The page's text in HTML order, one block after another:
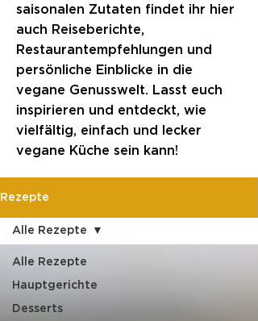
saisonalen Zutaten findet ihr hier
auch Reiseberichte,
Restaurantempfehlungen und
persönliche Einblicke in die
vegane Genusswelt. Lasst euch
inspirieren und entdeckt, wie
vielfältig, einfach und lecker
vegane Küche sein kann!
Rezepte
Alle Rezepte
Hauptgerichte
Desserts
Alle Rezepte